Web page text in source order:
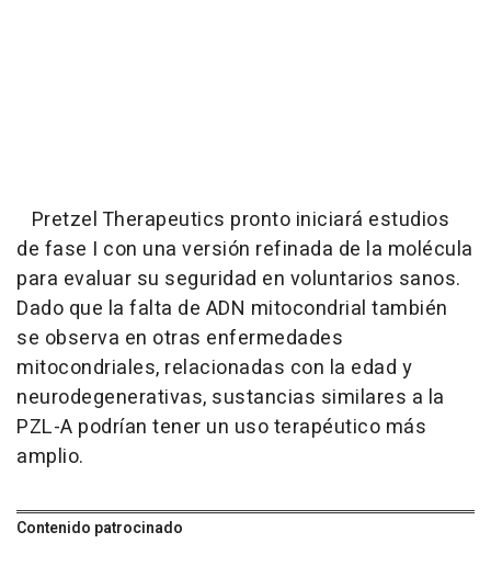
Pretzel Therapeutics pronto iniciará estudios
de fase I con una versión refinada de la molécula
para evaluar su seguridad en voluntarios sanos.
Dado que la falta de ADN mitocondrial también
se observa en otras enfermedades
mitocondriales, relacionadas con la edad y
neurodegenerativas, sustancias similares a la
PZL-A podrían tener un uso terapéutico más
amplio.
Contenido patrocinado